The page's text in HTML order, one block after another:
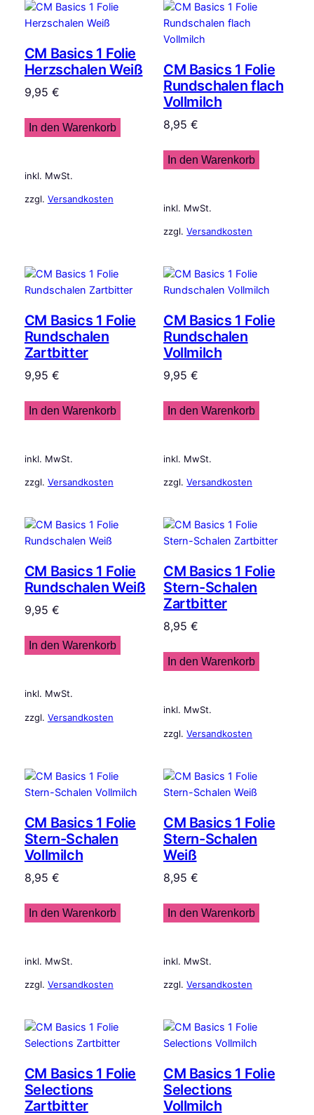
CM Basics 1 Folie
Herzschalen Weiß
9,95 €
In den Warenkorb
inkl. MwSt.
zzgl. Versandkosten
CM Basics 1 Folie
Rundschalen flach
Vollmilch
8,95€
In den Warenkorb
inkl. MwSt.
zzgl.Versandkosten
CM Basics 1 Folie
Rundschalen
Zartbitter
9,95 €
In den Warenkorb
inkl. MwSt.
zzgl. Versandkosten
CM Basics 1 Folie
Rundschalen
Vollmilch
9,95€
In den Warenkorb
inkl. MwSt.
zzgl.Versandkosten
CM Basics 1 Folie
Rundschalen Weiß
9,95 €
In den Warenkorb
inkl. MwSt.
zzgl. Versandkosten
CM Basics 1 Folie
Stern-Schalen
Zartbitter
8,95€
In den Warenkorb
inkl. MwSt.
zzgl.Versandkosten
CM Basics 1 Folie
Stern-Schalen
Vollmilch
8,95 €
In den Warenkorb
inkl. MwSt.
zzgl. Versandkosten
CM Basics 1 Folie
Stern-Schalen
Weiß
8,95€
In den Warenkorb
inkl. MwSt.
zzgl.Versandkosten
CM Basics 1 Folie
Selections
Zartbitter
CM Basics 1 Folie
Selections
Vollmilch